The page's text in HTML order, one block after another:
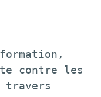
contre les
travers